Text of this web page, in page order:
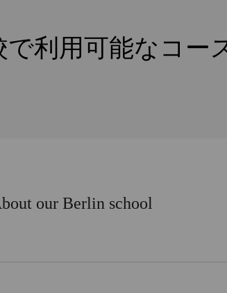
で利用可能なコー
our Berlin school